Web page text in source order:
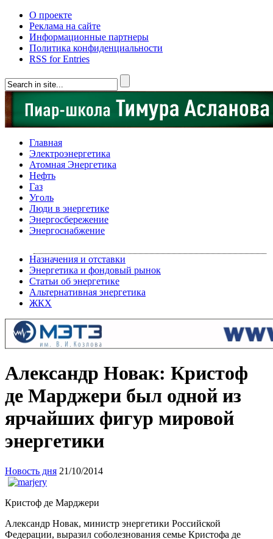
О проекте
Реклама на сайте
Информационные партнеры
Политика конфиденциальности
RSS for Entries
Главная
Электроэнергетика
Атомная Энергетика
Нефть
Газ
Уголь
Люди в энергетике
Энергосбережение
Энергоснабжение
Назначения и отставки
Энергетика и фондовый рынок
Статьи об энергетике
Альтернативная энергетика
ЖКХ
Александр Новак: Кристоф
де Марджери был одной из
ярчайших фигур мировой
энергетики
Новость дня 21/10/2014
Кристоф де Марджери
Александр Новак, министр энергетики Российской
Федерации, выразил соболезнования семье Кристофа де